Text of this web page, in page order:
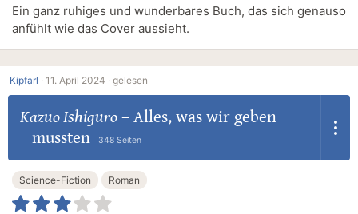
Ein ganz ruhiges und wunderbares Buch, das sich genauso
anfühlt wie das Cover aussieht.
Kipfarl · 11. April 2024 · gelesen
Kazuo Ishiguro– Alles, was wir geben
mussten
348 Seiten
Science-Fiction Roman